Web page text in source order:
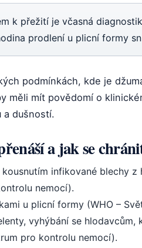
k přežití je včasná
prodlení u plicní formy
podmínkách, kde je
měli mít povědomí o
a dušností.
a jak se
kousnutím infikované blechy z
nemocí).
u plicní formy (WHO –
vyhýbání se hlodavcům,
pro kontrolu nemocí).